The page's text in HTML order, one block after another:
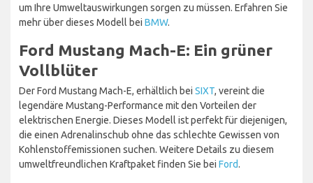
um Ihre Umweltauswirkungen sorgen zu müssen. Erfahren Sie
mehr über dieses Modell bei BMW.
Ford Mustang Mach-E: Ein grüner
Vollblüter
Der Ford Mustang Mach-E, erhältlich bei SIXT, vereint die
legendäre Mustang-Performance mit den Vorteilen der
elektrischen Energie. Dieses Modell ist perfekt für diejenigen,
die einen Adrenalinschub ohne das schlechte Gewissen von
Kohlenstoffemissionen suchen. Weitere Details zu diesem
umweltfreundlichen Kraftpaket finden Sie bei Ford.